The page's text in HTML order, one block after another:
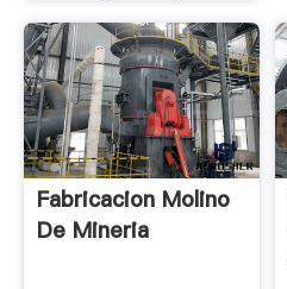
Fabricacion Molino
De Mineria